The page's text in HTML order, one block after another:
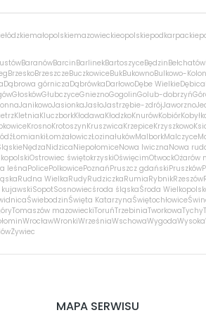
łódzkiemałopolskiemazowieckieopolskiepodkarpackie
BaranówBarcinBarlinekBartoszyceBędzinBełchatów
BrzeskoBrzeszczeBuczkowiceBukBukownoBulkowo-
Dąbrowa górniczaDąbrówkaDarłowoDębe WielkieDębica
GłoskówGłubczyceGnieznoGogolinGolub-dobrzyń
JanikowoJasionkaJasłoJastrzębie-zdrójJaworzno
KletniaKluczborkKłodawaKłodzkoKnurówKobiór
KrosnoKrotoszynKruszwicaKrzepiceKrzyszkowo
ŁomiankiŁomżałowiczŁozinałukówMalborkMalczyce
NędzaNidzicaNiepołomiceNowa IwicznaNowa
Ostrowiec świętokrzyskiOświęcimOtwockOżarów
leśnaPolicePolkowicePoznańPruszcz gdańskiPruszków
Rudna WielkaRudyRudziczkaRumiaRybnikRzeszów
kujawskiSopotSosnowiecśroda śląskaŚroda
ŚwiebodzinŚwięta KatarzynaŚwiętochłowice
Tomaszów mazowieckiToruńTrzebiniaTworkowaTychy
WrocławWronkiWrześniaWschowaWygodaWysoka
Żywiec
MAPA SERWISU